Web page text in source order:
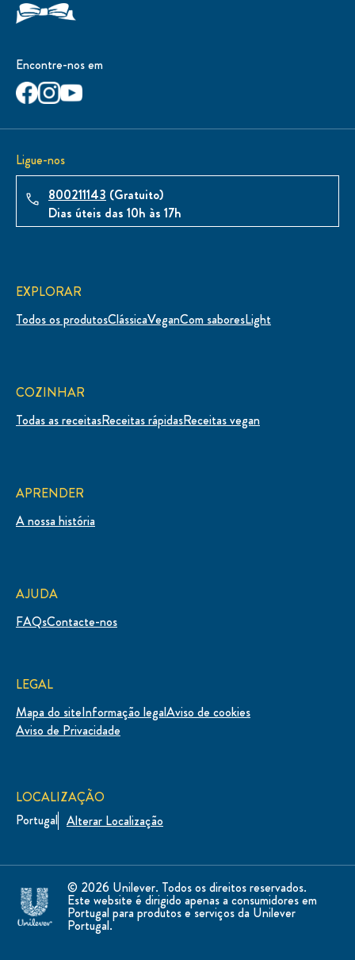
Encontre-nos em
Ligue-nos
800211143 (Gratuito)
Dias úteis das 10h às 17h
EXPLORAR
Todos os produtosClássicaVeganCom saboresLight
COZINHAR
Todas as receitasReceitas rápidasReceitas vegan
APRENDER
A nossa história
AJUDA
FAQsContacte-nos
LEGAL
Mapa do siteInformação legalAviso de cookies
Aviso de Privacidade
© 2026 Unilever. Todos os direitos reservados.
Este website é dirigido apenas a consumidores em
Portugal para produtos e serviços da Unilever
Portugal.
LOCALIZAÇÃO
Portugal Alterar Localização